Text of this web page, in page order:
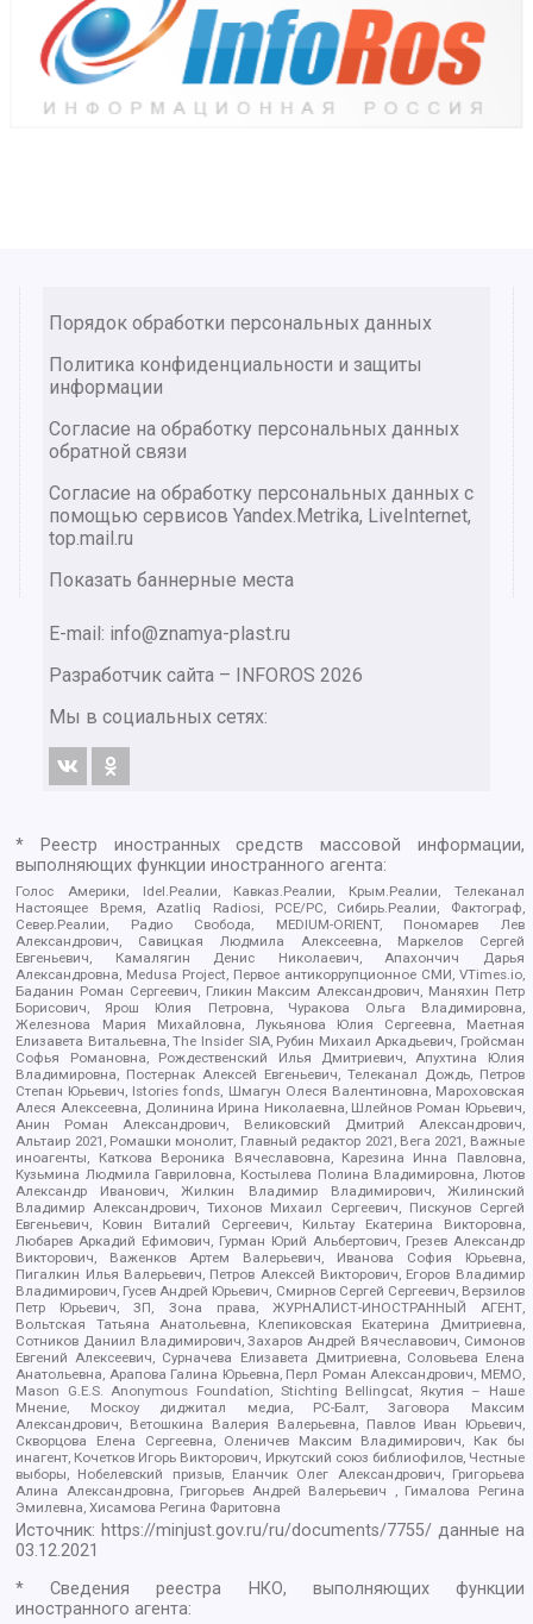
Порядок обработки персональных данных
Политика конфиденциальности и защиты
информации
Согласие на обработку персональных данных
обратной связи
Согласие на обработку персональных данных с
помощью сервисов Yandex.Metrika, LiveInternet,
top.mail.ru
Показать баннерные места
E-mail: info@znamya-plast.ru
Разработчик сайта – INFOROS 2026
Мы в социальных сетях:
* Реестр иностранных средств массовой информации,
выполняющих функции иностранного агента:
Голос Америки, Idel.Реалии, Кавказ.Реалии, Крым.Реалии, Телеканал
Настоящее Время, Azatliq Radiosi, PCE/PC, Сибирь.Реалии, Фактограф,
Север.Реалии, Радио Свобода, MEDIUM-ORIENT, Пономарев Лев
Александрович, Савицкая Людмила Алексеевна, Маркелов Сергей
Евгеньевич, Камалягин Денис Николаевич, Апахончич Дарья
Александровна, Medusa Project, Первое антикоррупционное СМИ, VTimes.io,
Баданин Роман Сергеевич, Гликин Максим Александрович, Маняхин Петр
Борисович, Ярош Юлия Петровна, Чуракова Ольга Владимировна,
Железнова Мария Михайловна, Лукьянова Юлия Сергеевна, Маетная
Елизавета Витальевна, The Insider SIA, Рубин Михаил Аркадьевич, Гройсман
Софья Романовна, Рождественский Илья Дмитриевич, Апухтина Юлия
Владимировна, Постернак Алексей Евгеньевич, Телеканал Дождь, Петров
Степан Юрьевич, Istories fonds, Шмагун Олеся Валентиновна, Мароховская
Алеся Алексеевна, Долинина Ирина Николаевна, Шлейнов Роман Юрьевич,
Анин Роман Александрович, Великовский Дмитрий Александрович,
Альтаир 2021, Ромашки монолит, Главный редактор 2021, Вега 2021, Важные
иноагенты, Каткова Вероника Вячеславовна, Карезина Инна Павловна,
Кузьмина Людмила Гавриловна, Костылева Полина Владимировна, Лютов
Александр Иванович, Жилкин Владимир Владимирович, Жилинский
Владимир Александрович, Тихонов Михаил Сергеевич, Пискунов Сергей
Евгеньевич, Ковин Виталий Сергеевич, Кильтау Екатерина Викторовна,
Любарев Аркадий Ефимович, Гурман Юрий Альбертович, Грезев Александр
Викторович, Важенков Артем Валерьевич, Иванова София Юрьевна,
Пигалкин Илья Валерьевич, Петров Алексей Викторович, Егоров Владимир
Владимирович, Гусев Андрей Юрьевич, Смирнов Сергей Сергеевич, Верзилов
Петр Юрьевич, ЗП, Зона права, ЖУРНАЛИСТ-ИНОСТРАННЫЙ АГЕНТ,
Вольтская Татьяна Анатольевна, Клепиковская Екатерина Дмитриевна,
Сотников Даниил Владимирович, Захаров Андрей Вячеславович, Симонов
Евгений Алексеевич, Сурначева Елизавета Дмитриевна, Соловьева Елена
Анатольевна, Арапова Галина Юрьевна, Перл Роман Александрович, МЕМО,
Mason G.E.S. Anonymous Foundation, Stichting Bellingcat, Якутия – Наше
Мнение, Москоу диджитал медиа, РС-Балт, Заговора Максим
Александрович, Ветошкина Валерия Валерьевна, Павлов Иван Юрьевич,
Скворцова Елена Сергеевна, Оленичев Максим Владимирович, Как бы
инагент, Кочетков Игорь Викторович, Иркутский союз библиофилов, Честные
выборы, Нобелевский призыв, Еланчик Олег Александрович, Григорьева
Алина Александровна, Григорьев Андрей Валерьевич , Гималова Регина
Эмилевна, Хисамова Регина Фаритовна
Источник:https://minjust.gov.ru/ru/documents/7755/ данные на
03.12.2021
* Сведения реестра НКО, выполняющих функции
иностранного агента: